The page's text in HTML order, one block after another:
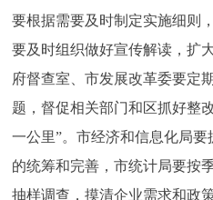
要根据需要及时制定实施细则
要及时组织做好宣传解读，扩
府督查室、市发展改革委要定
题，督促相关部门和区抓好整
一公里”。市经济和信息化局
的统筹和完善，市统计局要按
抽样调查，摸清企业需求和政